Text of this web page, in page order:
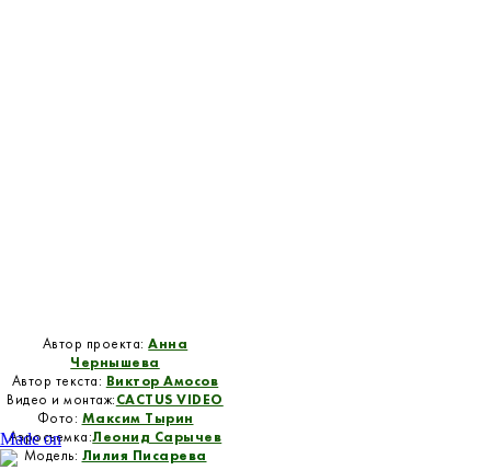
Автор проекта: Анна
Чернышева
Автор текста: Виктор Амосов
Видео и монтаж:CACTUS VIDEO
Фото: Максим Тырин
Аэросъемка:Леонид Сарычев
Модель: Лилия Писарева
Made on